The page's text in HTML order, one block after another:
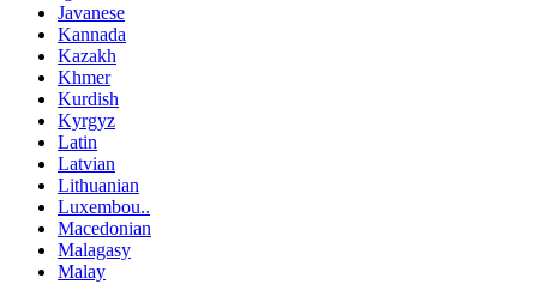
Javanese
Kannada
Kazakh
Khmer
Kurdish
Kyrgyz
Latin
Latvian
Lithuanian
Luxembou..
Macedonian
Malagasy
Malay